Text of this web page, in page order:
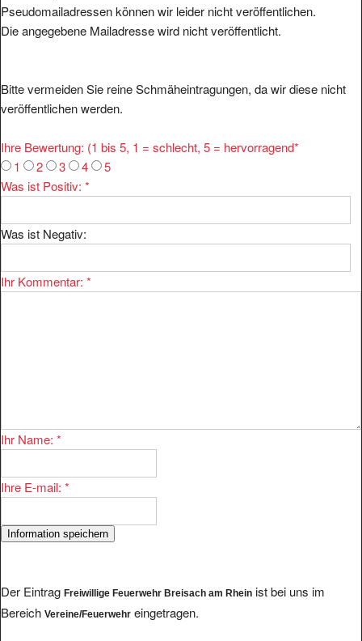
Pseudomailadressen können wir leider nicht veröffentlichen.
Die angegebene Mailadresse wird nicht veröffentlicht.
Bitte vermeiden Sie reine Schmäheintragungen, da wir diese nicht
veröffentlichen werden.
Ihre Bewertung: (1 bis 5, 1 = schlecht, 5 = hervorragend*
1
2 3 4
5
Was ist Positiv: *
Was ist Negativ:
Ihr Kommentar: *
Ihr Name: *
Ihre E-mail: *
Der Eintrag Freiwillige Feuerwehr Breisach am Rhein ist bei uns im
Bereich Vereine/Feuerwehr eingetragen.